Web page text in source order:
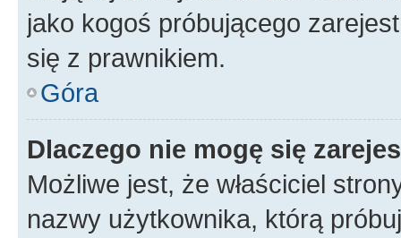
jako kogoś próbującego
się z prawnikiem.
Góra
Dlaczego nie mogę się
Możliwe jest, że właściciel
nazwy użytkownika, którą